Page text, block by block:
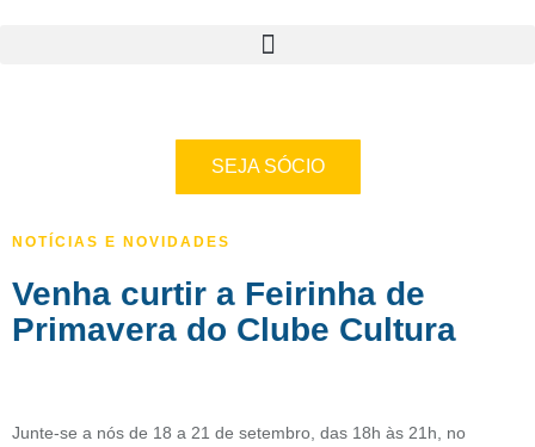
SEJA SÓCIO
NOTÍCIAS E NOVIDADES
Venha curtir a Feirinha de
Primavera do Clube Cultura
Junte-se a nós de 18 a 21 de setembro, das 18h às 21h, no